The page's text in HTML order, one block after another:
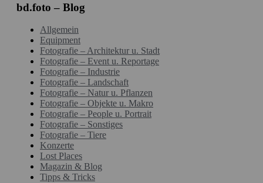
bd.foto – Blog
Allgemein
Equipment
Fotografie – Architektur u. Stadt
Fotografie – Event u. Reportage
Fotografie – Industrie
Fotografie – Landschaft
Fotografie – Natur u. Pflanzen
Fotografie – Objekte u. Makro
Fotografie – People u. Portrait
Fotografie – Sonstiges
Fotografie – Tiere
Konzerte
Lost Places
Magazin & Blog
Tipps & Tricks